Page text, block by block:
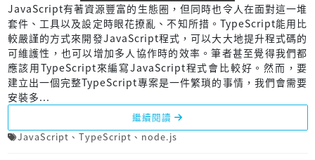
JavaScript有著資源豐富的生態圈，但同時也令人在面對這一堆
套件、工具以及設定時眼花撩亂、不知所措。TypeScript能用比
較嚴謹的方式來開發JavaScript程式，可以大大地提升程式碼的
可維護性，也可以增加多人協作時的效率。筆者甚至覺得我們都
應該用TypeScript來編寫JavaScript程式會比較好。然而，要
建立出一個完整TypeScript專案是一件繁瑣的事情，我們會需要
安裝多...
繼續閱讀
JavaScript 、 TypeScript 、 node.js